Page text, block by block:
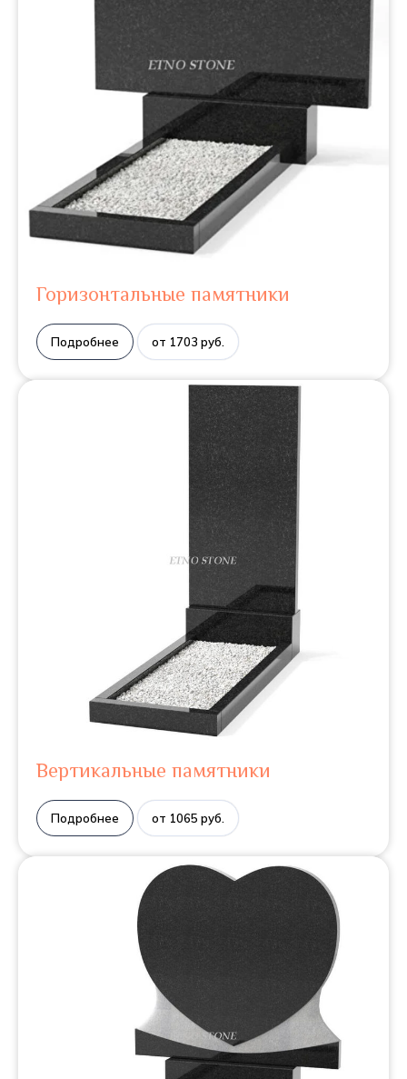
Горизонтальные памятники
Подробнее от 1703 руб.
Вертикальные памятники
Подробнее от 1065 руб.